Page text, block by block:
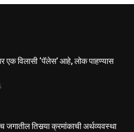
एक विलासी ‘पॅलेस’ आहे, लोक पाहण्यास
तिसर्‍या क्रमांकाची अर्थव्यवस्था